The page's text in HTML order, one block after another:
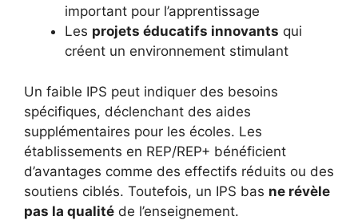
important pour l’apprentissage
Les projets éducatifs innovants qui
créent un environnement stimulant
Un faible IPS peut indiquer des besoins
spécifiques, déclenchant des aides
supplémentaires pour les écoles. Les
établissements en REP/REP+ bénéficient
d’avantages comme des effectifs réduits ou des
soutiens ciblés. Toutefois, un IPS bas ne révèle
pas la qualité de l’enseignement.